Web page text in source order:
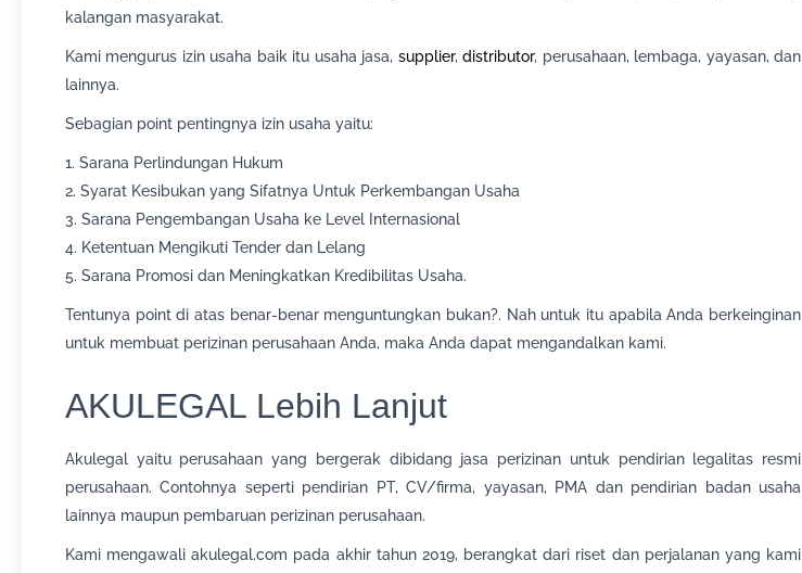
kalangan masyarakat.
Kami mengurus izin usaha baik itu usaha jasa, supplier,distributor, perusahaan, lembaga, yayasan, dan
lainnya.
Sebagian point pentingnya izin usaha yaitu:
1. Sarana Perlindungan Hukum
2. Syarat Kesibukan yang Sifatnya Untuk Perkembangan Usaha
3. Sarana Pengembangan Usaha ke Level Internasional
4. Ketentuan Mengikuti Tender dan Lelang
5. Sarana Promosi dan Meningkatkan Kredibilitas Usaha.
Tentunya point di atas benar-benar menguntungkan bukan?. Nah untuk itu apabila Anda berkeinginan
untuk membuat perizinan perusahaan Anda, maka Anda dapat mengandalkan kami.
AKULEGAL Lebih Lanjut
Akulegal yaitu perusahaan yang bergerak dibidang jasa perizinan untuk pendirian legalitas resmi
perusahaan. Contohnya seperti pendirian PT, CV/firma, yayasan, PMA dan pendirian badan usaha
lainnya maupun pembaruan perizinan perusahaan.
Kami mengawali akulegal.com pada akhir tahun 2019, berangkat dari riset dan perjalanan yang kami